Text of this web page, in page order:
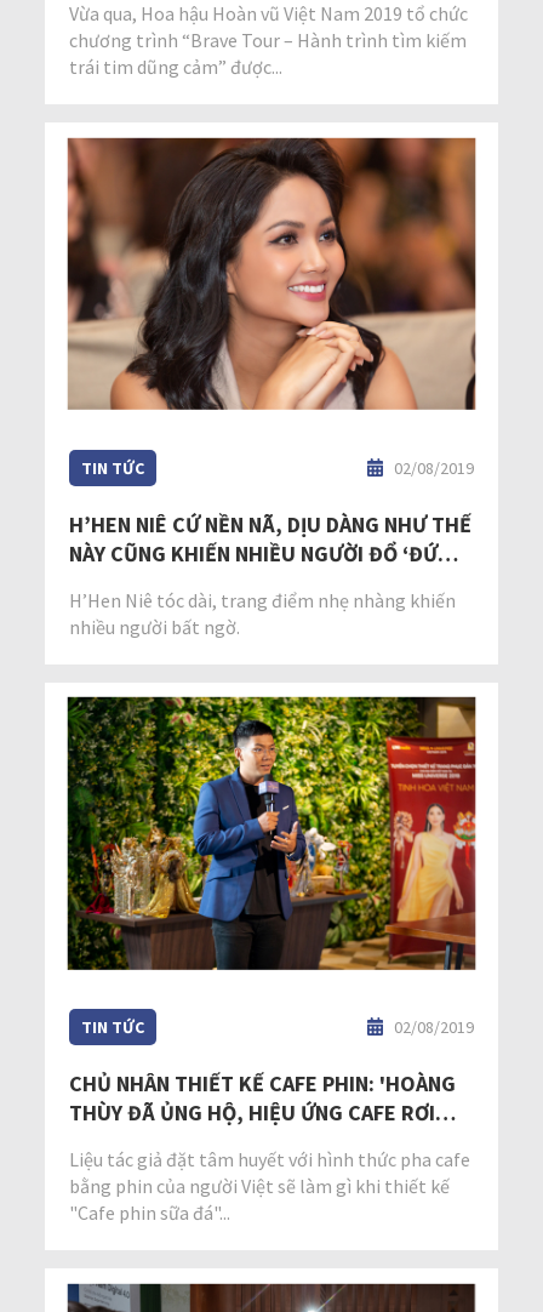
Vừa qua, Hoa hậu Hoàn vũ Việt Nam 2019 tổ chức
chương trình “Brave Tour – Hành trình tìm kiếm
trái tim dũng cảm” được...
TIN TỨC 02/08/2019
H’HEN NIÊ CỨ NỀN NÃ, DỊU DÀNG NHƯ THẾ
NÀY CŨNG KHIẾN NHIỀU NGƯỜI ĐỔ ‘ĐỨ
H’Hen Niê tóc dài, trang điểm nhẹ nhàng khiến
nhiều người bất ngờ.
TIN TỨC 02/08/2019
CHỦ NHÂN THIẾT KẾ CAFE PHIN: 'HOÀNG
THÙY ĐÃ ỦNG HỘ, HIỆU ỨNG CAFE RƠI
Liệu tác giả đặt tâm huyết với hình thức pha cafe
bằng phin của người Việt sẽ làm gì khi thiết kế
"Cafe phin sữa đá"...